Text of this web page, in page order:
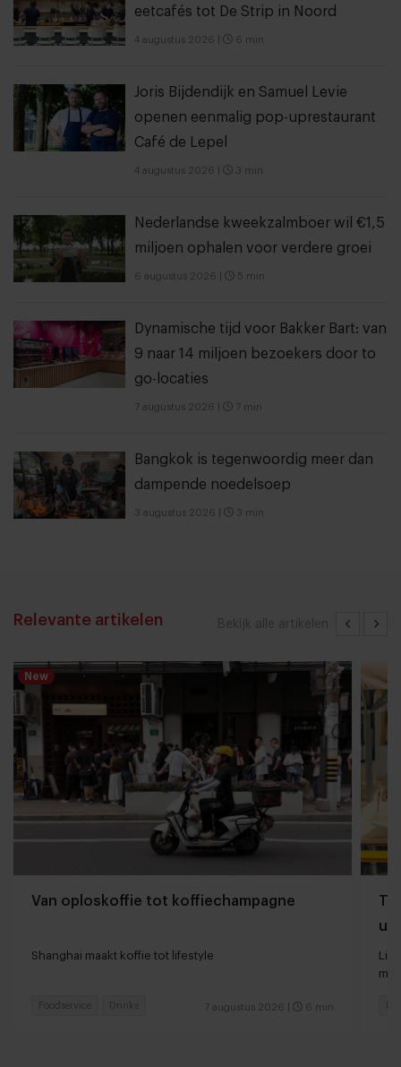
eetcafés tot De Strip in Noord
4 augustus 2026 6 min
Joris Bijdendijk en Samuel Levie
openen eenmalig pop-uprestaurant
Café de Lepel
4 augustus 2026 3 min
Nederlandse kweekzalmboer wil €1,5
miljoen ophalen voor verdere groei
6 augustus 2026 5 min
Dynamische tijd voor Bakker Bart: van
9 naar 14 miljoen bezoekers door to
go-locaties
7 augustus 2026 7 min
Bangkok is tegenwoordig meer dan
dampende noedelsoep
3 augustus 2026 3 min
Bekijk alle artikelen
Relevante artikelen
New
Van oploskoffie tot koffiechampagne
Shanghai maakt koffie tot lifestyle
7 augustus 2026 6 min
Foodservice Drinks